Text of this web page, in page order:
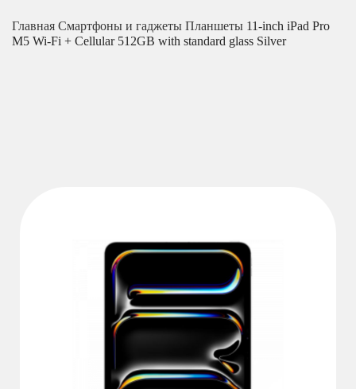
Главная Смартфоны и гаджеты Планшеты 11-inch iPad Pro
M5 Wi-Fi + Cellular 512GB with standard glass Silver